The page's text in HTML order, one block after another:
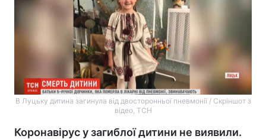
В Луцьку дитина загинула від двосторонньої пневмонії / Cкріншот з
відео, ТСН
Коронавірус у загиблої дитини не виявили.